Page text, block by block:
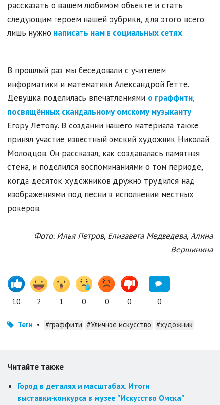
рассказать о вашем любимом объекте и стать
следующим героем нашей рубрики, для этого всего
лишь нужно написать нам в социальных сетях.
В прошлый раз мы беседовали с учителем
информатики и математики Александрой Гетте.
Девушка поделилась впечатлениями о граффити,
посвящённых скандальному омскому музыканту
Егору Летову. В создании нашего материала также
принял участие известный омский художник Николай
Молодцов. Он рассказал, как создавалась памятная
стена, и поделился воспоминаниями о том периоде,
когда десяток художников дружно трудился над
изображениями под песни в исполнении местных
рокеров.
Фото: Илья Петров, Елизавета Медведева, Алина
Вершинина
10 2 1 0 0 0 0
Теги • #граффити #Уличное искусство #художник
Читайте также
Город в деталях и масштабах. Итоги
выставки‑конкурса в музее "Искусство Омска"